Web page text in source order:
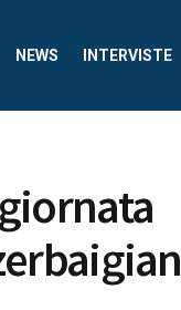
NEWS INTERVISTE